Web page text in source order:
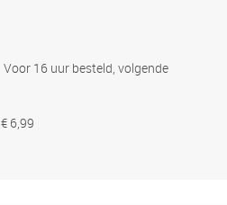
Voor 16 uur besteld, volgende
€ 6,99